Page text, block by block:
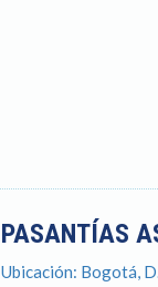
PASANTÍAS
Ubicación: Bogotá,